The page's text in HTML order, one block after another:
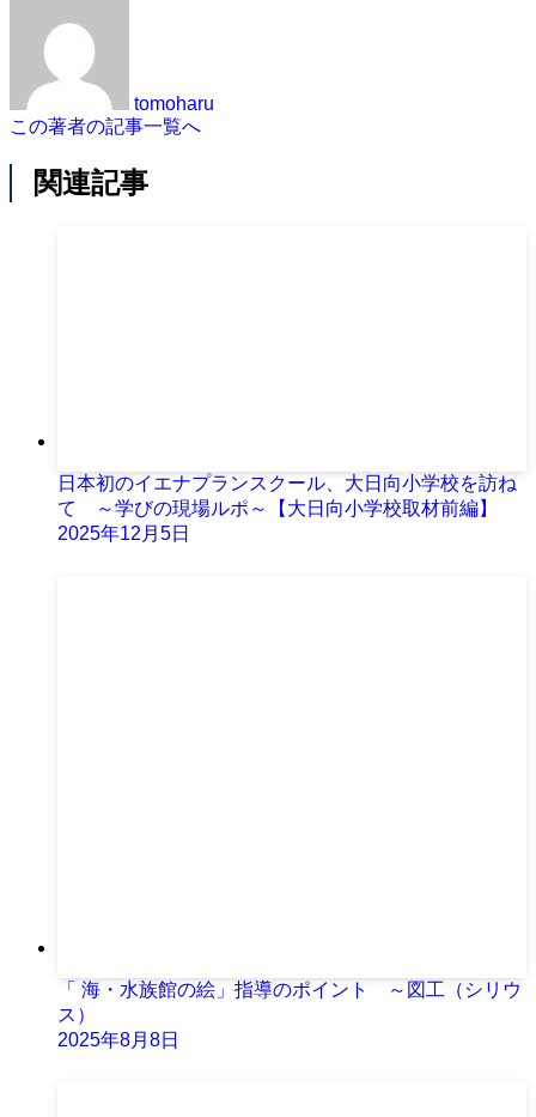
tomoharu
この著者の記事一覧へ
関連記事
日本初のイエナプランスクール、大日向小学校を訪ね
て ～学びの現場ルポ～【大日向小学校取材前編】
2025年12月5日
「 海・水族館の絵」指導のポイント ～図工（シリウ
ス）
2025年8月8日